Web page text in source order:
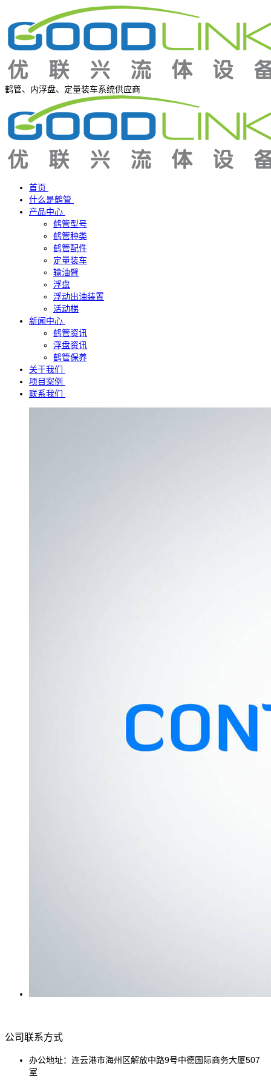
鹤管、内浮盘、定量装车系统供应商
首页
什么是鹤管
产品中心
鹤管型号
鹤管种类
鹤管配件
定量装车
输油臂
浮盘
浮动出油装置
活动梯
新闻中心
鹤管资讯
浮盘资讯
鹤管保养
关于我们
项目案例
联系我们
公司联系方式
办公地址：连云港市海州区解放中路9号中德国际商务大厦507
室